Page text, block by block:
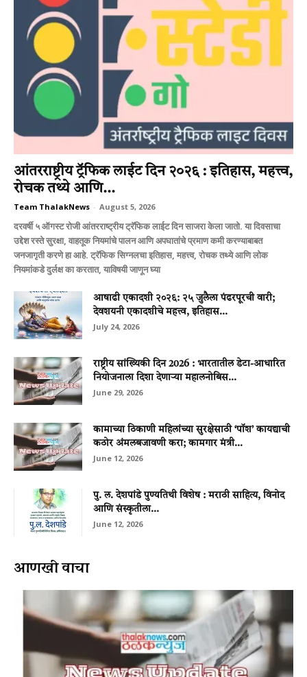
आंतरराष्ट्रीय ट्रॅफिक लाईट दिन २०२६ : इतिहास, महत्त्व,
रोचक तथ्ये आणि...
Team ThalakNews - August 5, 2026
दरवर्षी ५ ऑगस्ट रोजी आंतरराष्ट्रीय ट्रॅफिक लाईट दिन साजरा केला जातो. या दिवसाचा
उद्देश रस्ते सुरक्षा, वाहतूक नियमांचे पालन आणि अपघातांचे प्रमाण कमी करण्याबाबत
जनजागृती करणे हा आहे. ट्रॅफिक सिग्नलचा इतिहास, महत्त्व, रोचक तथ्ये आणि लोक
नियमांकडे दुर्लक्ष का करतात, याविषयी जाणून घ्या
आषाढी एकादशी २०२६: २५ जुलैला पंढरपूरची वारी;
देवशयनी एकादशीचे महत्त्व, इतिहास...
July 24, 2026
राष्ट्रीय सांख्यिकी दिन 2026 : भारतातील डेटा-आधारित
नियोजनाला दिशा देणाऱ्या महालनोबिस...
June 29, 2026
कामाच्या ठिकाणी महिलांच्या सुरक्षेसाठी ‘पॉश’ कायद्याची
कठोर अंमलबजावणी करा; कामगार मंत्री...
June 12, 2026
पु. ल. देशपांडे पुण्यतिथी विशेष : मराठी साहित्य, विनोद
आणि संस्कृतीला...
June 12, 2026
आणखी वाचा